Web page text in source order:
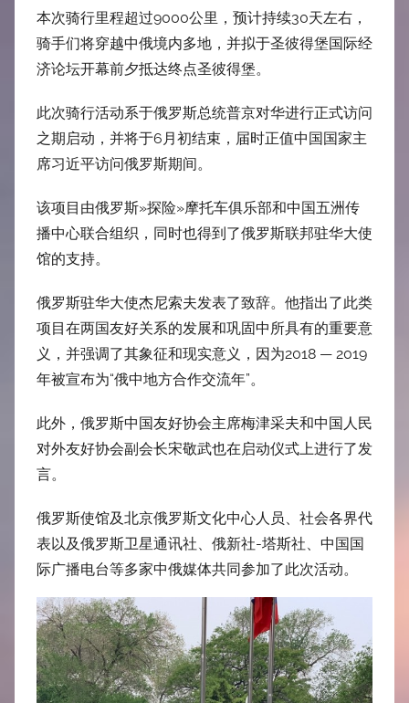
本次骑行里程超过9000公里，预计持续30天左右，
骑手们将穿越中俄境内多地，并拟于圣彼得堡国际经
济论坛开幕前夕抵达终点圣彼得堡。
此次骑行活动系于俄罗斯总统普京对华进行正式访问
之期启动，并将于6月初结束，届时正值中国国家主
席习近平访问俄罗斯期间。
该项目由俄罗斯»探险»摩托车俱乐部和中国五洲传
播中心联合组织，同时也得到了俄罗斯联邦驻华大使
馆的支持。
俄罗斯驻华大使杰尼索夫发表了致辞。他指出了此类
项目在两国友好关系的发展和巩固中所具有的重要意
义，并强调了其象征和现实意义，因为2018 — 2019
年被宣布为“俄中地方合作交流年”。
此外，俄罗斯中国友好协会主席梅津采夫和中国人民
对外友好协会副会长宋敬武也在启动仪式上进行了发
言。
俄罗斯使馆及北京俄罗斯文化中心人员、社会各界代
表以及俄罗斯卫星通讯社、俄新社-塔斯社、中国国
际广播电台等多家中俄媒体共同参加了此次活动。